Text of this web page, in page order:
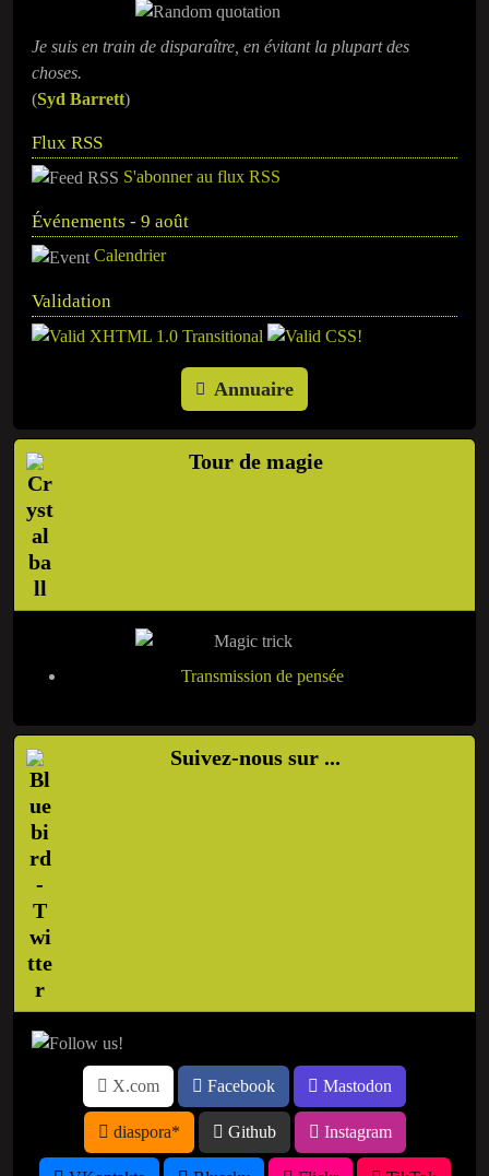
Je suis en train de disparaître, en évitant la plupart des
choses.
(Syd Barrett)
Flux RSS
S'abonner au flux RSS
Événements - 9 août
Calendrier
Validation
Annuaire
Tour de magie
Transmission de pensée
Suivez-nous sur ...
X.com Facebook Mastodon
diaspora* Github Instagram